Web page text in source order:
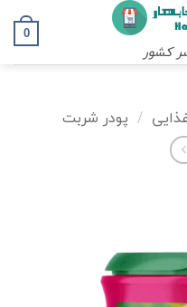
کشور
0
/ پودر شربت